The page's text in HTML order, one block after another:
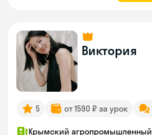
Виктория
5 от 1590 ₽ за урок
Крымский агропромышленный